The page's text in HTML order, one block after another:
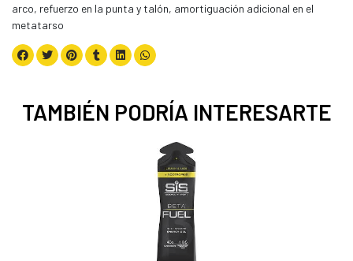
arco, refuerzo en la punta y talón, amortiguación adicional en el
metatarso
TAMBIÉN PODRÍA INTERESARTE